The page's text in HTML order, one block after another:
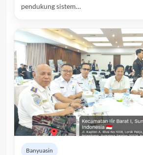
pendukung sistem…
Banyuasin